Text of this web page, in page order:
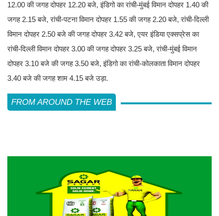
12.00 की जगह दोपहर 12.20 बजे, इंडिगो का रांची-मुंबई विमान दोपहर 1.40 की
जगह 2.15 बजे, रांची-पटना विमान दोपहर 1.55 की जगह 2.20 बजे, रांची-दिल्ली
विमान दोपहर 2.50 बजे की जगह दोपहर 3.42 बजे, एयर इंडिया एक्सप्रेस का
रांची-दिल्ली विमान दोपहर 3.00 की जगह दोपहर 3.25 बजे, रांची-मुंबई विमान
दोपहर 3.10 बजे की जगह 3.50 बजे, इंडिगो का रांची-कोलकाता विमान दोपहर
3.40 बजे की जगह शाम 4.15 बजे उड़ा.
FROM AROUND THE WEB